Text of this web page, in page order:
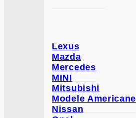
Lexus
Mazda
Mercedes
MINI
Mitsubishi
Modele Americane
Nissan